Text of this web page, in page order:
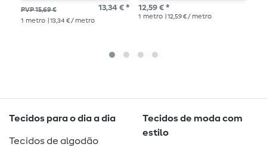
Fúcsia
PVP 15,69 € 13,34 € *
1 metro | 13,34 € / metro
12,59 € *
1 metro | 12,59 € / metro
Tecidos para o dia a dia
Tecidos de algodão
Tecidos de moda com
estilo